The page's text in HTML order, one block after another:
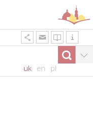
uk en pl